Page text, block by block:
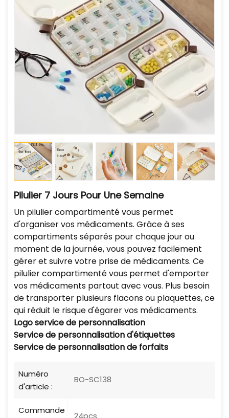
Pilulier 7 Jours Pour Une Semaine
Un pilulier compartimenté vous permet
d'organiser vos médicaments. Grâce à ses
compartiments séparés pour chaque jour ou
moment de la journée, vous pouvez facilement
gérer et suivre votre prise de médicaments. Ce
pilulier compartimenté vous permet d'emporter
vos médicaments partout avec vous. Plus besoin
de transporter plusieurs flacons ou plaquettes, ce
qui réduit le risque d'égarer vos médicaments.
Logoservice de personnalisation
Service de personnalisation d'étiquettes
Service de personnalisation de forfaits
Numéro
d'article :
BO-SC138
Commande
24pcs